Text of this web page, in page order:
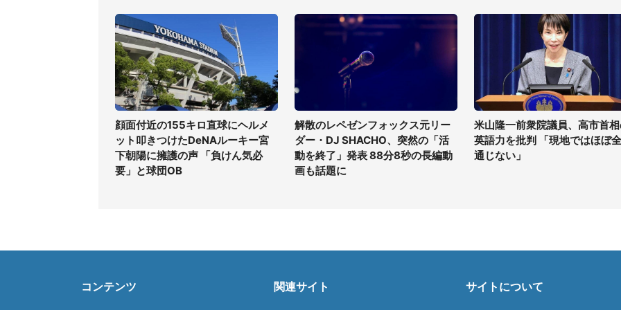
顔面付近の155キロ直球にヘルメ
ット叩きつけたDeNAルーキー宮
下朝陽に擁護の声 「負けん気必
要」と球団OB
解散のレペゼンフォックス元リー
ダー・DJ SHACHO、突然の「活
動を終了」発表 88分8秒の長編動
画も話題に
米山隆一前衆院議員、高市首
英語力を批判 「現地ではほぼ
通じない」
コンテンツ 関連サイト サイトについて